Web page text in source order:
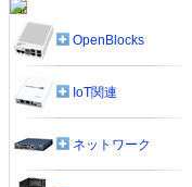
OpenBlocks
IoT関連
ネットワーク